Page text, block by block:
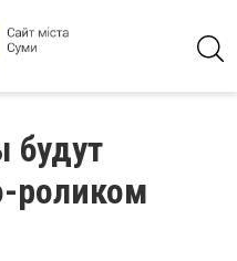
будут
роликом